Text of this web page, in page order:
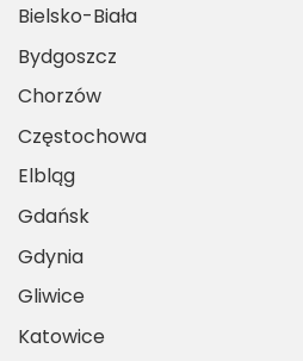
Bielsko-Biała
Bydgoszcz
Chorzów
Częstochowa
Elbląg
Gdańsk
Gdynia
Gliwice
Katowice